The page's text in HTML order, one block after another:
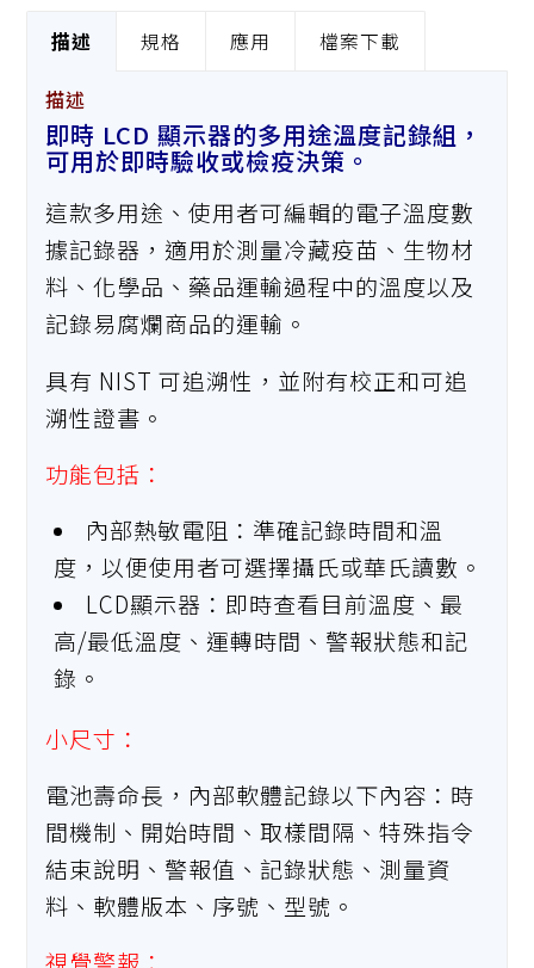
描述 規格 應用 檔案下載
描述
即時 LCD 顯示器的多用途溫度記錄組，
可用於即時驗收或檢疫決策。
這款多用途、使用者可編輯的電子溫度數
據記錄器，適用於測量冷藏疫苗、生物材
料、化學品、藥品運輸過程中的溫度以及
記錄易腐爛商品的運輸。
具有 NIST 可追溯性，並附有校正和可追
溯性證書。
功能包括：
內部熱敏電阻：準確記錄時間和溫
度，以便使用者可選擇攝氏或華氏讀數。
LCD顯示器：即時查看目前溫度、最
高/最低溫度、運轉時間、警報狀態和記
錄。
小尺寸：
電池壽命長，內部軟體記錄以下內容：時
間機制、開始時間、取樣間隔、特殊指令
結束說明、警報值、記錄狀態、測量資
料、軟體版本、序號、型號。